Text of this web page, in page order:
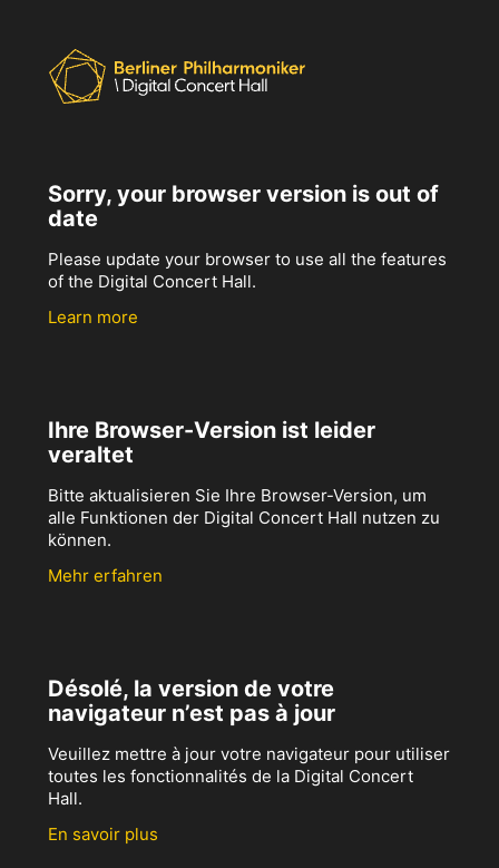
Sorry, your browser version is out of
date
Please update your browser to use all the features
of the Digital Concert Hall.
Learn more
Ihre Browser-Version ist leider
veraltet
Bitte aktualisieren Sie Ihre Browser-Version, um
alle Funktionen der Digital Concert Hall nutzen zu
können.
Mehr erfahren
Désolé, la version de votre
navigateur n’est pas à jour
Veuillez mettre à jour votre navigateur pour utiliser
toutes les fonctionnalités de la Digital Concert
Hall.
En savoir plus